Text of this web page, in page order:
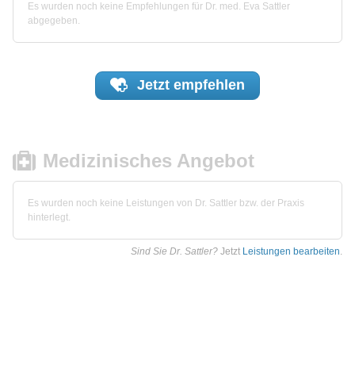
Es wurden noch keine Empfehlungen für Dr. med. Eva Sattler
abgegeben.
Jetzt empfehlen
Medizinisches Angebot
Es wurden noch keine Leistungen von Dr. Sattler bzw. der Praxis
hinterlegt.
Sind Sie Dr. Sattler? Jetzt Leistungen bearbeiten.